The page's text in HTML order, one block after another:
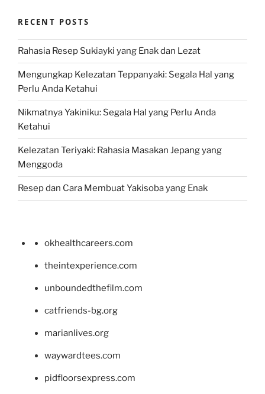
RECENT POSTS
Rahasia Resep Sukiayki yang Enak dan Lezat
Mengungkap Kelezatan Teppanyaki: Segala Hal yang
Perlu Anda Ketahui
Nikmatnya Yakiniku: Segala Hal yang Perlu Anda
Ketahui
Kelezatan Teriyaki: Rahasia Masakan Jepang yang
Menggoda
Resep dan Cara Membuat Yakisoba yang Enak
okhealthcareers.com
theintexperience.com
unboundedthefilm.com
catfriends-bg.org
marianlives.org
waywardtees.com
pidfloorsexpress.com